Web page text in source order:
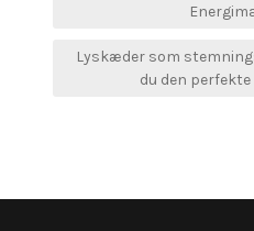
Lyskæder som
du den